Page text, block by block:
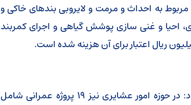
از مجموع ۲۱ پروژه، ۱۵ پروژه مربوط به احداث و مرمت و لایروبی بندهای خاکی و
شامل نهالکاری، احیا و غنی سازی پوشش گیاهی و اجرای کمربند
قاسمی در مورد پروژه‌های امور عشایری نیز افزود: در حوزه امور عشایری نیز ۱۹ پروژه عمرانی شامل